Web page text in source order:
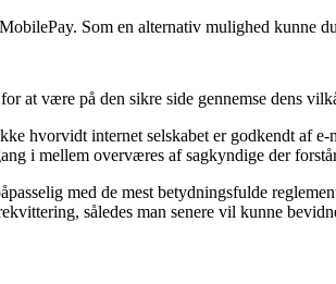
Som en alternativ mulighed kunne
at være på den sikre side gennemse dens
hvorvidt internet selskabet er godkendt af
i mellem overværes af sagkyndige der
med de mest betydningsfulde
således man senere vil kunne